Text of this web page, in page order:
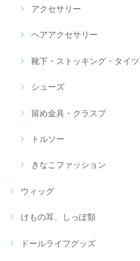
アクセサリー
ヘアアクセサリー
靴下・ストッキング・タイツ
シューズ
留め金具・クラスプ
トルソー
きなこファッション
ウィッグ
けもの耳、しっぽ類
ドールライフグッズ